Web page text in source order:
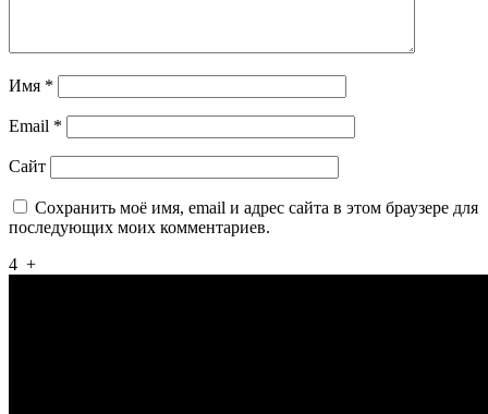
Имя *
Email *
Сайт
Сохранить моё имя, email и адрес сайта в этом браузере для
последующих моих комментариев.
4 +